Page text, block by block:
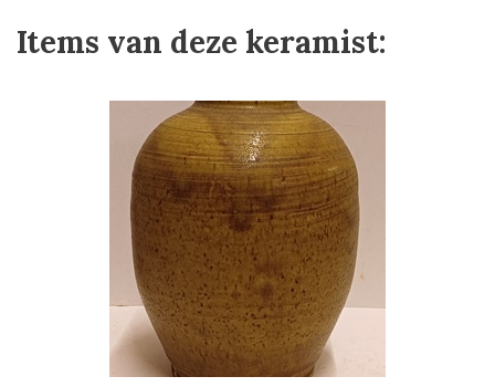
Items van deze keramist: